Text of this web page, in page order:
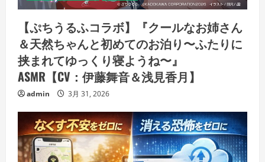
【ぷちうるふコラボ】『クールなお姉さん
＆天然ちゃんと初めてのお泊り〜ふたりに
挟まれてゆっくり寝ようね〜』
ASMR【CV：伊藤舞音＆浅見香月】
admin 3月 31, 2026